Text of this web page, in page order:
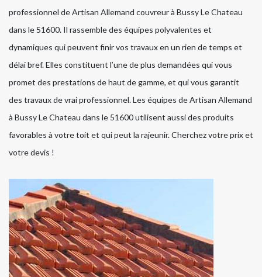
professionnel de Artisan Allemand couvreur à Bussy Le Chateau
dans le 51600. Il rassemble des équipes polyvalentes et
dynamiques qui peuvent finir vos travaux en un rien de temps et
délai bref. Elles constituent l’une de plus demandées qui vous
promet des prestations de haut de gamme, et qui vous garantit
des travaux de vrai professionnel. Les équipes de Artisan Allemand
à Bussy Le Chateau dans le 51600 utilisent aussi des produits
favorables à votre toit et qui peut la rajeunir. Cherchez votre prix et
votre devis !